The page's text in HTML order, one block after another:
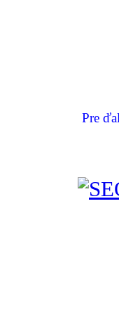
Pre